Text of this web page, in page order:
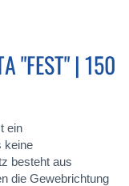
"FEST" | 150
ein
keine
besteht aus
die Gewebrichtung